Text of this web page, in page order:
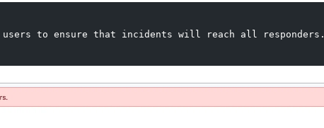
to ensure that incidents will reach all responders.